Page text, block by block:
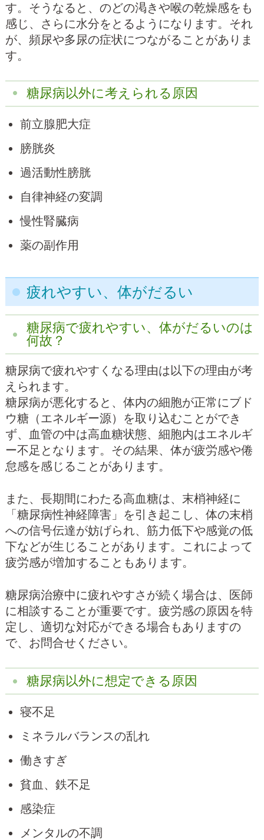
す。そうなると、のどの渇きや喉の乾燥感をも
感じ、さらに水分をとるようになります。それ
が、頻尿や多尿の症状につながることがありま
す。
糖尿病以外に考えられる原因
前立腺肥大症
膀胱炎
過活動性膀胱
自律神経の変調
慢性腎臓病
薬の副作用
疲れやすい、体がだるい
糖尿病で疲れやすい、体がだるいのは
何故？
糖尿病で疲れやすくなる理由は以下の理由が考
えられます。
糖尿病が悪化すると、体内の細胞が正常にブド
ウ糖（エネルギー源）を取り込むことができ
ず、血管の中は高血糖状態、細胞内はエネルギ
ー不足となります。その結果、体が疲労感や倦
怠感を感じることがあります。
また、長期間にわたる高血糖は、末梢神経に
「糖尿病性神経障害」を引き起こし、体の末梢
への信号伝達が妨げられ、筋力低下や感覚の低
下などが生じることがあります。これによって
疲労感が増加することもあります。
糖尿病治療中に疲れやすさが続く場合は、医師
に相談することが重要です。疲労感の原因を特
定し、適切な対応ができる場合もありますの
で、お問合せください。
糖尿病以外に想定できる原因
寝不足
ミネラルバランスの乱れ
働きすぎ
貧血、鉄不足
感染症
メンタルの不調